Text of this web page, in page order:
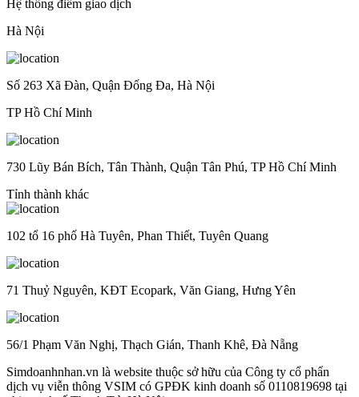
Hệ thống điểm giao dịch
Hà Nội
Số 263 Xã Đàn, Quận Đống Đa, Hà Nội
TP Hồ Chí Minh
730 Lũy Bán Bích, Tân Thành, Quận Tân Phú, TP Hồ Chí Minh
Tỉnh thành khác
102 tổ 16 phố Hà Tuyên, Phan Thiết, Tuyên Quang
71 Thuỷ Nguyên, KĐT Ecopark, Văn Giang, Hưng Yên
56/1 Phạm Văn Nghị, Thạch Gián, Thanh Khê, Đà Nẵng
Simdoanhnhan.vn là website thuộc sở hữu của Công ty cổ phẩn
dịch vụ viễn thông VSIM có GPĐK kinh doanh số 0110819698 tại